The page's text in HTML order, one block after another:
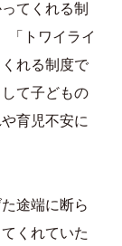
てくれる制
「トワイライ
れる制度で
て子どもの
育児不安に
途端に断ら
くれていた